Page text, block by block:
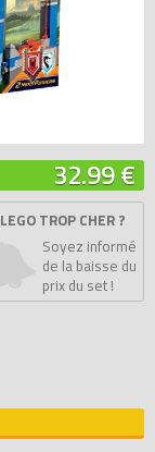
32.99 €
LEGO TROP CHER ?
Soyez informé
de la baisse du
prix du set !